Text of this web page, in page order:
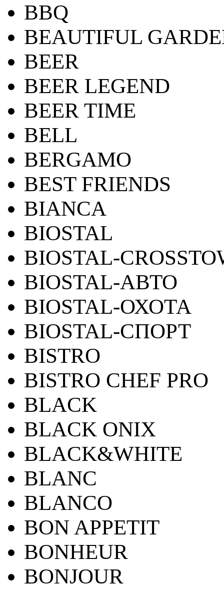
BBQ
BEAUTIFUL
BEER
BEER LEGEND
BEER TIME
BELL
BERGAMO
BEST FRIENDS
BIANCA
BIOSTAL
BIOSTAL-
BIOSTAL-АВТО
BIOSTAL-ОХОТА
BIOSTAL-СПОРТ
BISTRO
BISTRO CHEF PRO
BLACK
BLACK ONIX
BLACK&WHITE
BLANC
BLANCO
BON APPETIT
BONHEUR
BONJOUR